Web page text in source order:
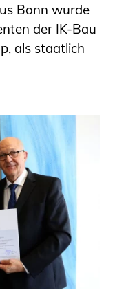
Bonn wurde
der IK-Bau
als staatlich